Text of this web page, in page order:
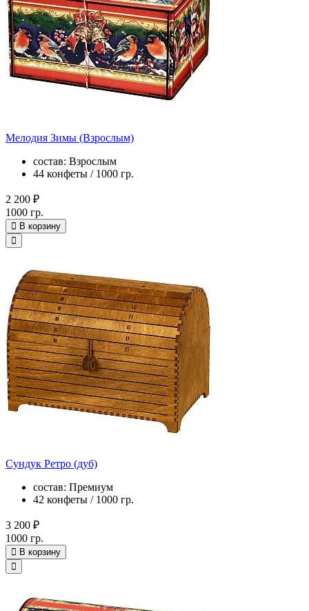
Мелодия Зимы (Взрослым)
состав: Взрослым
44 конфеты / 1000 гр.
2 200 ₽
1000 гр.
В корзину
Сундук Ретро (дуб)
состав: Премиум
42 конфеты / 1000 гр.
3 200 ₽
1000 гр.
В корзину